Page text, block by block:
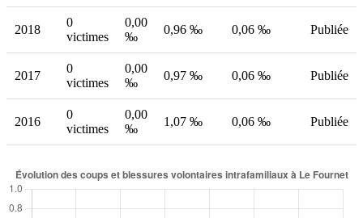
2018
0
victimes
0,00
‰
0,96 ‰ 0,06 ‰ Publiée
2017
0
victimes
0,00
‰
0,97 ‰ 0,06 ‰ Publiée
2016
0
victimes
0,00
‰
1,07 ‰ 0,06 ‰ Publiée